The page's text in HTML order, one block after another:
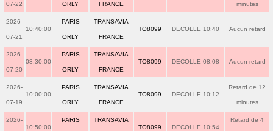
07-22 ORLY FRANCE minutes
2026-
07-21
10:40:00
PARIS
ORLY
TRANSAVIA
FRANCE
TO8099 DECOLLE 10:40 Aucun retard
2026-
07-20
08:30:00
PARIS
ORLY
TRANSAVIA
FRANCE
TO8099 DECOLLE 08:08 Aucun retard
2026-
07-19
10:00:00
PARIS
ORLY
TRANSAVIA
FRANCE
TO8099 DECOLLE 10:12
Retard de 12
minutes
2026-
10:50:00
PARIS TRANSAVIA
TO8099 DECOLLE 10:54
Retard de 4